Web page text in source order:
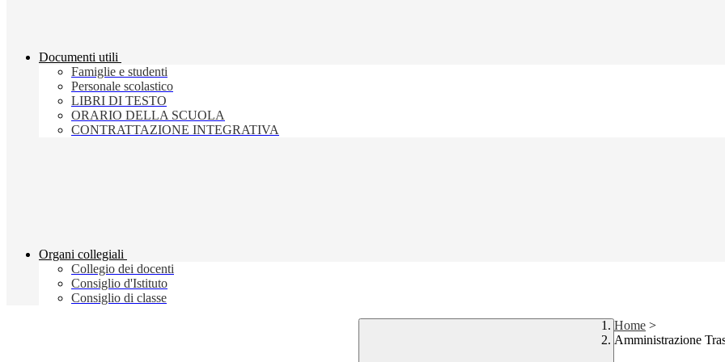
Documenti utili
Famiglie e studenti
Personale scolastico
LIBRI DI TESTO
ORARIO DELLA SCUOLA
CONTRATTAZIONE INTEGRATIVA
Organi collegiali
Collegio dei docenti
Consiglio d'Istituto
Consiglio di classe
Home >
Amministrazione